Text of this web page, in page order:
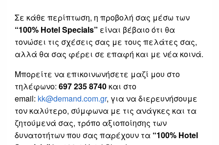
Σε κάθε περίπτωση, η προβολή σας μέσω των
“100% Hotel Specials” είναι βέβαιο ότι θα
τονώσει τις σχέσεις σας με τους πελάτες σας,
αλλά θα σας φέρει σε επαφή και με νέα κοινά.
Μπορείτε να επικοινωνήσετε μαζί μου στο
τηλέφωνο: 697 235 8740 και στο
email: kk@demand.com.gr, για να διερευνήσουμε
τον καλύτερο, σύμφωνα με τις ανάγκες και τα
ζητούμενά σας, τρόπο αξιοποίησης των
δυνατοτήτων που σας παρέχουν τα “100% Hotel